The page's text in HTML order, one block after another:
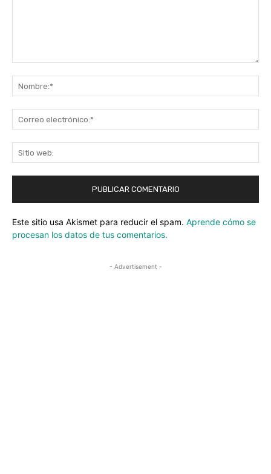
Este sitio usa Akismet para reducir el spam. Aprende cómo se
procesan los datos de tus comentarios.
- Advertisement -